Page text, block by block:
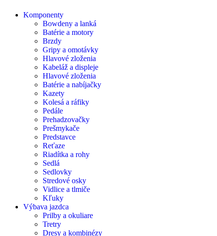
Komponenty
Bowdeny a lanká
Batérie a motory
Brzdy
Gripy a omotávky
Hlavové zloženia
Kabeláž a displeje
Hlavové zloženia
Batérie a nabíjačky
Kazety
Kolesá a ráfiky
Pedále
Prehadzovačky
Prešmykače
Predstavce
Reťaze
Riadítka a rohy
Sedlá
Sedlovky
Stredové osky
Vidlice a tlmiče
Kľuky
Výbava jazdca
Prilby a okuliare
Tretry
Dresy a kombinézy